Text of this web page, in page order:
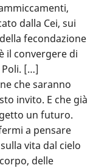
dalla Cei, sui
fecondazione
il convergere di
[…]
che saranno
invito. E che già
un futuro.
a pensare
vita dal cielo
delle